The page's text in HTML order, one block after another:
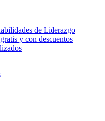
de Liderazgo
y con descuentos